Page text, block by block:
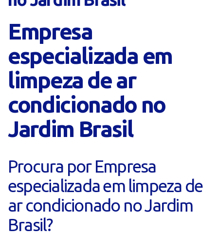
Empresa
especializada em
limpeza de ar
condicionado no
Jardim Brasil
Procura por Empresa
especializada em limpeza de
ar condicionado no Jardim
Brasil?